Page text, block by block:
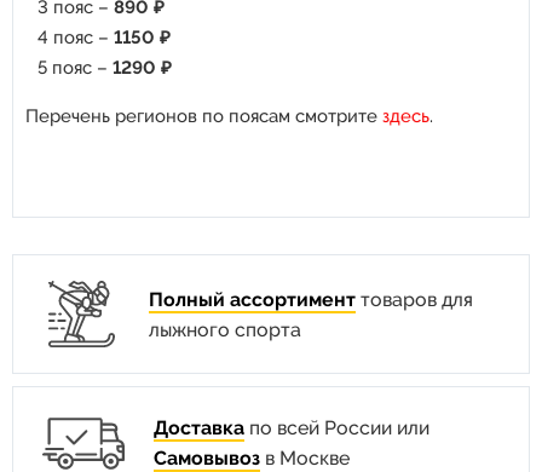
3 пояс – 890 ₽
4 пояс – 1150 ₽
5 пояс – 1290 ₽
Перечень регионов по поясам смотрите здесь.
Полный ассортимент товаров для
лыжного спорта
Доставка по всей России или
Самовывоз в Москве